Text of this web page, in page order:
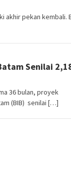
akhir pekan kembali.
Senilai
36 bulan, proyek
(BIB) senilai […]